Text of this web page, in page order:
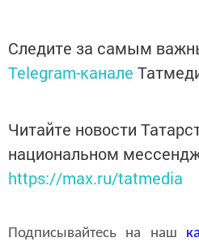
Следите за самым
Telegram-канале
Читайте новости
национальном
https://max.ru/tatmedia
Подписывайтесь на наш